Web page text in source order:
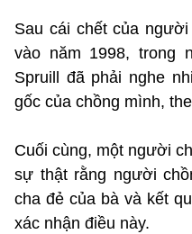
Sau cái chết của
vào năm 1998, trong
Spruill đã phải nghe
gốc của chồng mình,
Cuối cùng, một người
sự thật rằng người
cha đẻ của bà và kết
xác nhận điều này.